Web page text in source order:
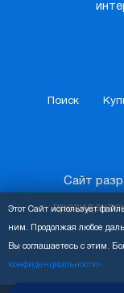
Поиск
Сайт
Этот Сайт использует
ним. Продолжая любое
Вы соглашаетесь с этим.
конфиденциальности»